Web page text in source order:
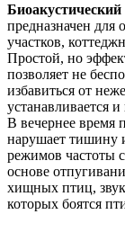
предназначен для
участков,
Простой, но
позволяет не
избавиться от
устанавливается
В вечернее время
нарушает тишину
режимов частоты
основе
хищных птиц,
которых боятся